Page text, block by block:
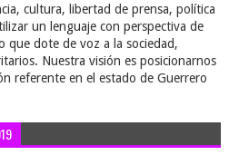
cultura, libertad de prensa, política
un lenguaje con perspectiva de
que dote de voz a la sociedad,
Nuestra visión es posicionarnos
referente en el estado de Guerrero